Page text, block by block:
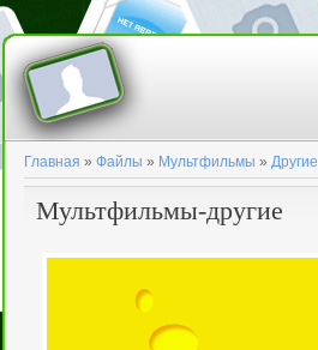
Главная » Файлы » Мультфильмы » Другие
Мультфильмы-другие